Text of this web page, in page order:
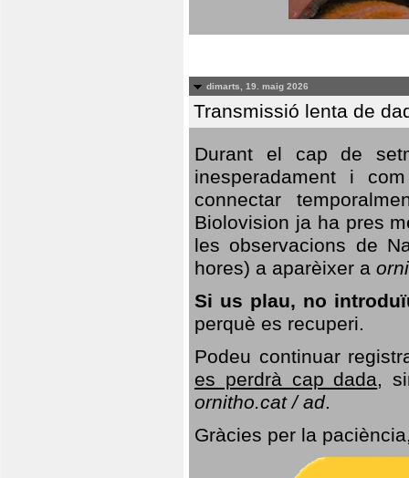
dimarts, 19. maig 2026
Transmissió lenta de
Durant el cap de
inesperadament i
connectar
Biolovision ja ha pres
les observacions de
hores) a aparèixer a
Si us plau, no
perquè es recuperi.
Podeu continuar
es perdrà cap dada,
ornitho.cat / ad.
Gràcies per la